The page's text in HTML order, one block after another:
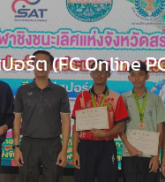
อร์ต (FC Online
กลุ่มสาระการ
รมของเรา, กิจกรร
ประชาสัมพันธ์